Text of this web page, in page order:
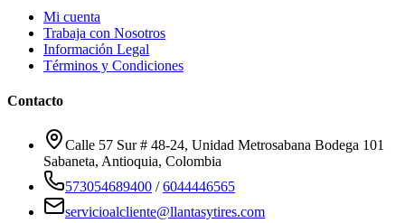
Mi cuenta
Trabaja con Nosotros
Información Legal
Términos y Condiciones
Contacto
Calle 57 Sur # 48-24, Unidad Metrosabana Bodega 101
Sabaneta, Antioquia, Colombia
573054689400 /6044446565
servicioalcliente@llantasytires.com